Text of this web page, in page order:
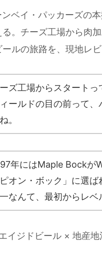
ベイ・パッカーズの
る。チーズ工場から
ルの旅路を、現地レ
ズ工場からスタート
ールドの目の前って
。
年にはMaple Bockが
オン・ボック」に選
なんて、最初からレベ
イジドビール × 地産